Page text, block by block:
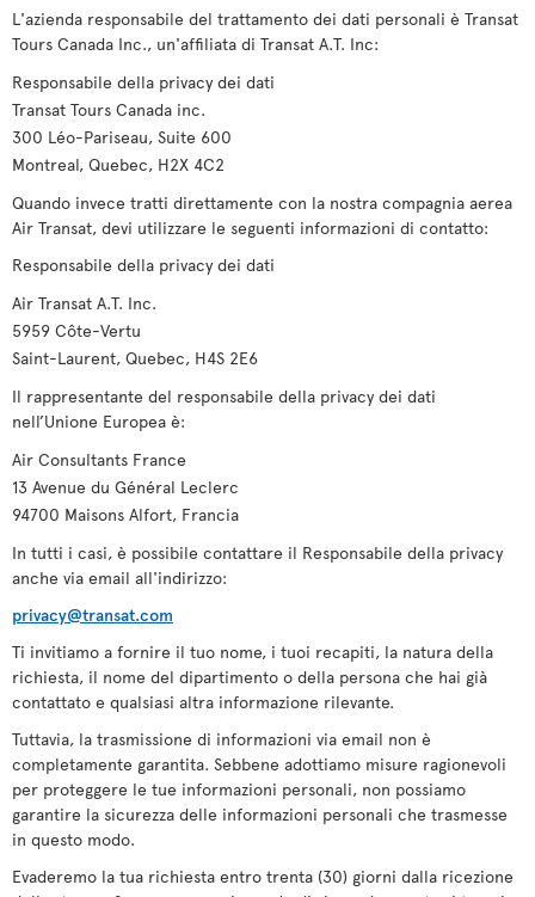
L'azienda responsabile del trattamento dei dati personali è Transat
Tours Canada Inc., un'affiliata di Transat A.T. Inc:
Responsabile della privacy dei dati
Transat Tours Canada inc.
300 Léo-Pariseau, Suite 600
Montreal, Quebec, H2X 4C2
Quando invece tratti direttamente con la nostra compagnia aerea
Air Transat, devi utilizzare le seguenti informazioni di contatto:
Responsabile della privacy dei dati
Air Transat A.T. Inc.
5959 Côte-Vertu
Saint-Laurent, Quebec, H4S 2E6
Il rappresentante del responsabile della privacy dei dati
nell’Unione Europea è:
Air Consultants France
13 Avenue du Général Leclerc
94700 Maisons Alfort, Francia
In tutti i casi, è possibile contattare il Responsabile della privacy
anche via email all'indirizzo:
privacy@transat.com
Ti invitiamo a fornire il tuo nome, i tuoi recapiti, la natura della
richiesta, il nome del dipartimento o della persona che hai già
contattato e qualsiasi altra informazione rilevante.
Tuttavia, la trasmissione di informazioni via email non è
completamente garantita. Sebbene adottiamo misure ragionevoli
per proteggere le tue informazioni personali, non possiamo
garantire la sicurezza delle informazioni personali che trasmesse
in questo modo.
Evaderemo la tua richiesta entro trenta (30) giorni dalla ricezione